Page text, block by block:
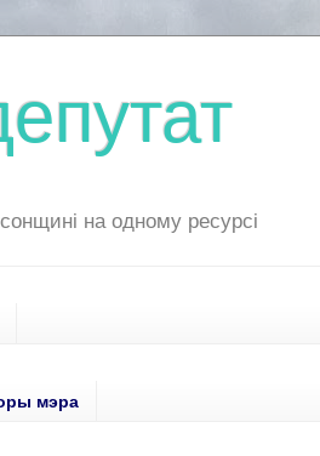
на одному ресурсі
мэра